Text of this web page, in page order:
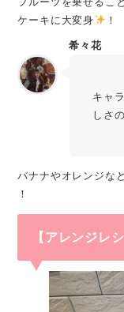
ケーキに大変身
！
希々花
キャ
しさ
バナナやオレンジな
！
【アレンジレ